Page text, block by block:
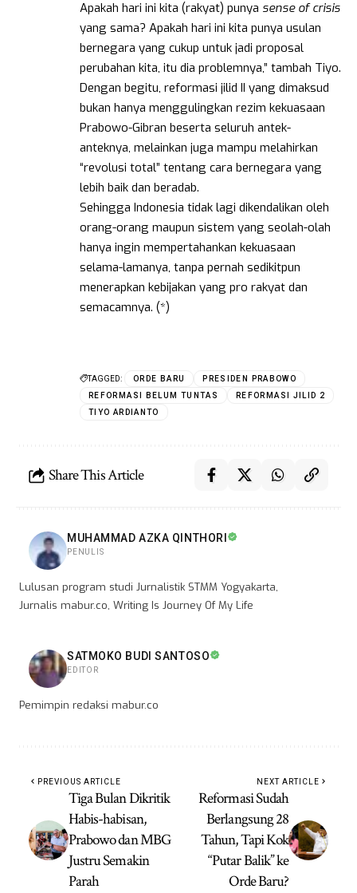
Apakah hari ini kita (rakyat) punya sense of crisis
yang sama? Apakah hari ini kita punya usulan
bernegara yang cukup untuk jadi proposal
perubahan kita, itu dia problemnya,” tambah Tiyo.
Dengan begitu, reformasi jilid II yang dimaksud
bukan hanya menggulingkan rezim kekuasaan
Prabowo-Gibran beserta seluruh antek-
anteknya, melainkan juga mampu melahirkan
“revolusi total” tentang cara bernegara yang
lebih baik dan beradab.
Sehingga Indonesia tidak lagi dikendalikan oleh
orang-orang maupun sistem yang seolah-olah
hanya ingin mempertahankan kekuasaan
selama-lamanya, tanpa pernah sedikitpun
menerapkan kebijakan yang pro rakyat dan
semacamnya. (*)
TAGGED: ORDE BARU
PRESIDEN PRABOWO
REFORMASI BELUM TUNTAS
REFORMASI JILID 2
TIYO ARDIANTO
Share This Article
MUHAMMAD AZKA QINTHORI
PENULIS
Lulusan program studi Jurnalistik STMM Yogyakarta,
Jurnalis mabur.co, Writing Is Journey Of My Life
SATMOKO BUDI SANTOSO
EDITOR
Pemimpin redaksi mabur.co
PREVIOUS ARTICLE
Tiga Bulan Dikritik
Habis-habisan,
Prabowo dan MBG
Justru Semakin
Parah
NEXT ARTICLE
Reformasi Sudah
Berlangsung 28
Tahun, Tapi Kok
“Putar Balik” ke
Orde Baru?